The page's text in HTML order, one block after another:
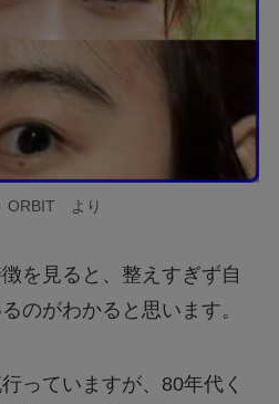
ORBIT より
を見ると、整えすぎず自
のがわかると思います。
っていますが、80年代く